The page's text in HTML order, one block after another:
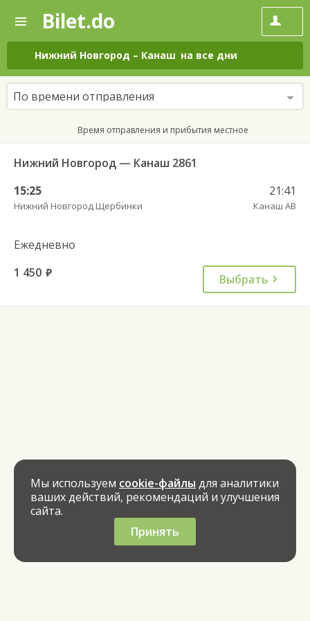
—
Поиск
и
покупка
билетов
на
автобус
онлайн
Bilet.do
Нижний Новгород – Канаш на все дни
По времени отправления
Время отправления и прибытия местное
Нижний Новгород — Канаш 2861
15:25
Нижний Новгород Щербинки
21:41
Канаш АВ
Ежедневно
1 450 руб. Выбрать
Мы используем cookie-файлы для аналитики
ваших действий, рекомендаций и улучшения
сайта.
Принять